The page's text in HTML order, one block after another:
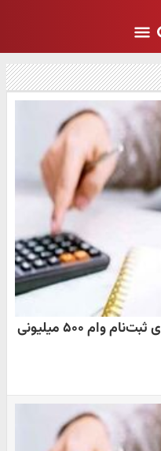
فرصت طلایی مشاغل خانگی برای ثبت‌نام وام ۵۰۰ میلیونی